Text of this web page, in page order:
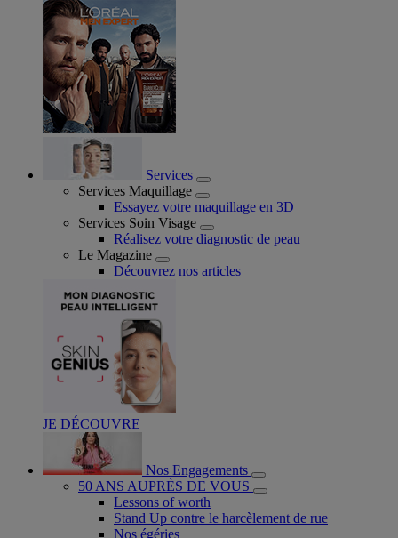
Services
Services Maquillage
Essayez votre maquillage en 3D
Services Soin Visage
Réalisez votre diagnostic de peau
Le Magazine
Découvrez nos articles
JE DÉCOUVRE
Nos Engagements
50 ANS AUPRÈS DE VOUS
Lessons of worth
Stand Up contre le harcèlement de rue
Nos égéries